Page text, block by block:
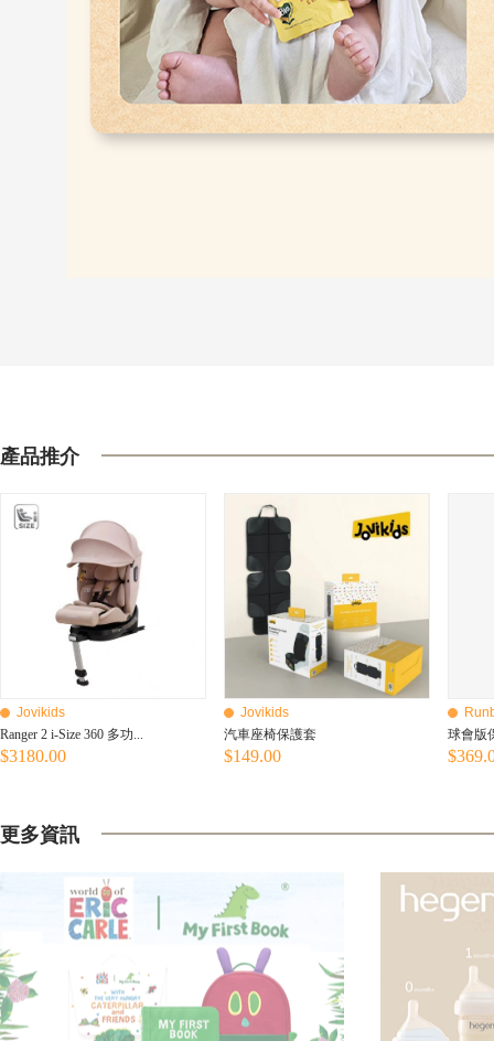
產品推介
Jovikids
Ranger 2 i-Size 360​​ 多功...
$3180.00
Jovikids
汽車座椅保護套
$149.00
球會版
更多資訊